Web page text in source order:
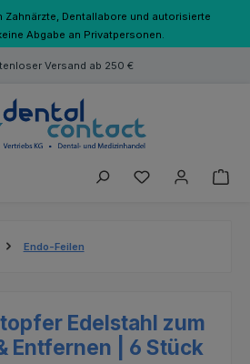
Zahnärzte, Dentallabore und autorisierte
Abgabe an Privatpersonen.
Versand ab 250 €
Du hast 0
Endo-Feilen
Edelstahl zum
Entfernen | 6 Stück